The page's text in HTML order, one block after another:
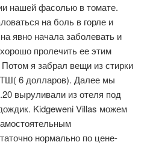
нашей фасолью в томате.
на боль в горле и
явно начала заболевать и
пролечить ее этим
я забрал вещи из стирки
ТШ( 6 долларов). Далее мы
выруливали из отеля под
Kidgeweni Villas можем
нормально по цене-